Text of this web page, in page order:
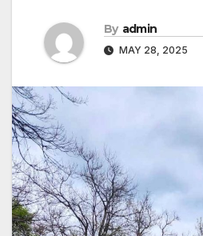
By admin
MAY 28, 2025